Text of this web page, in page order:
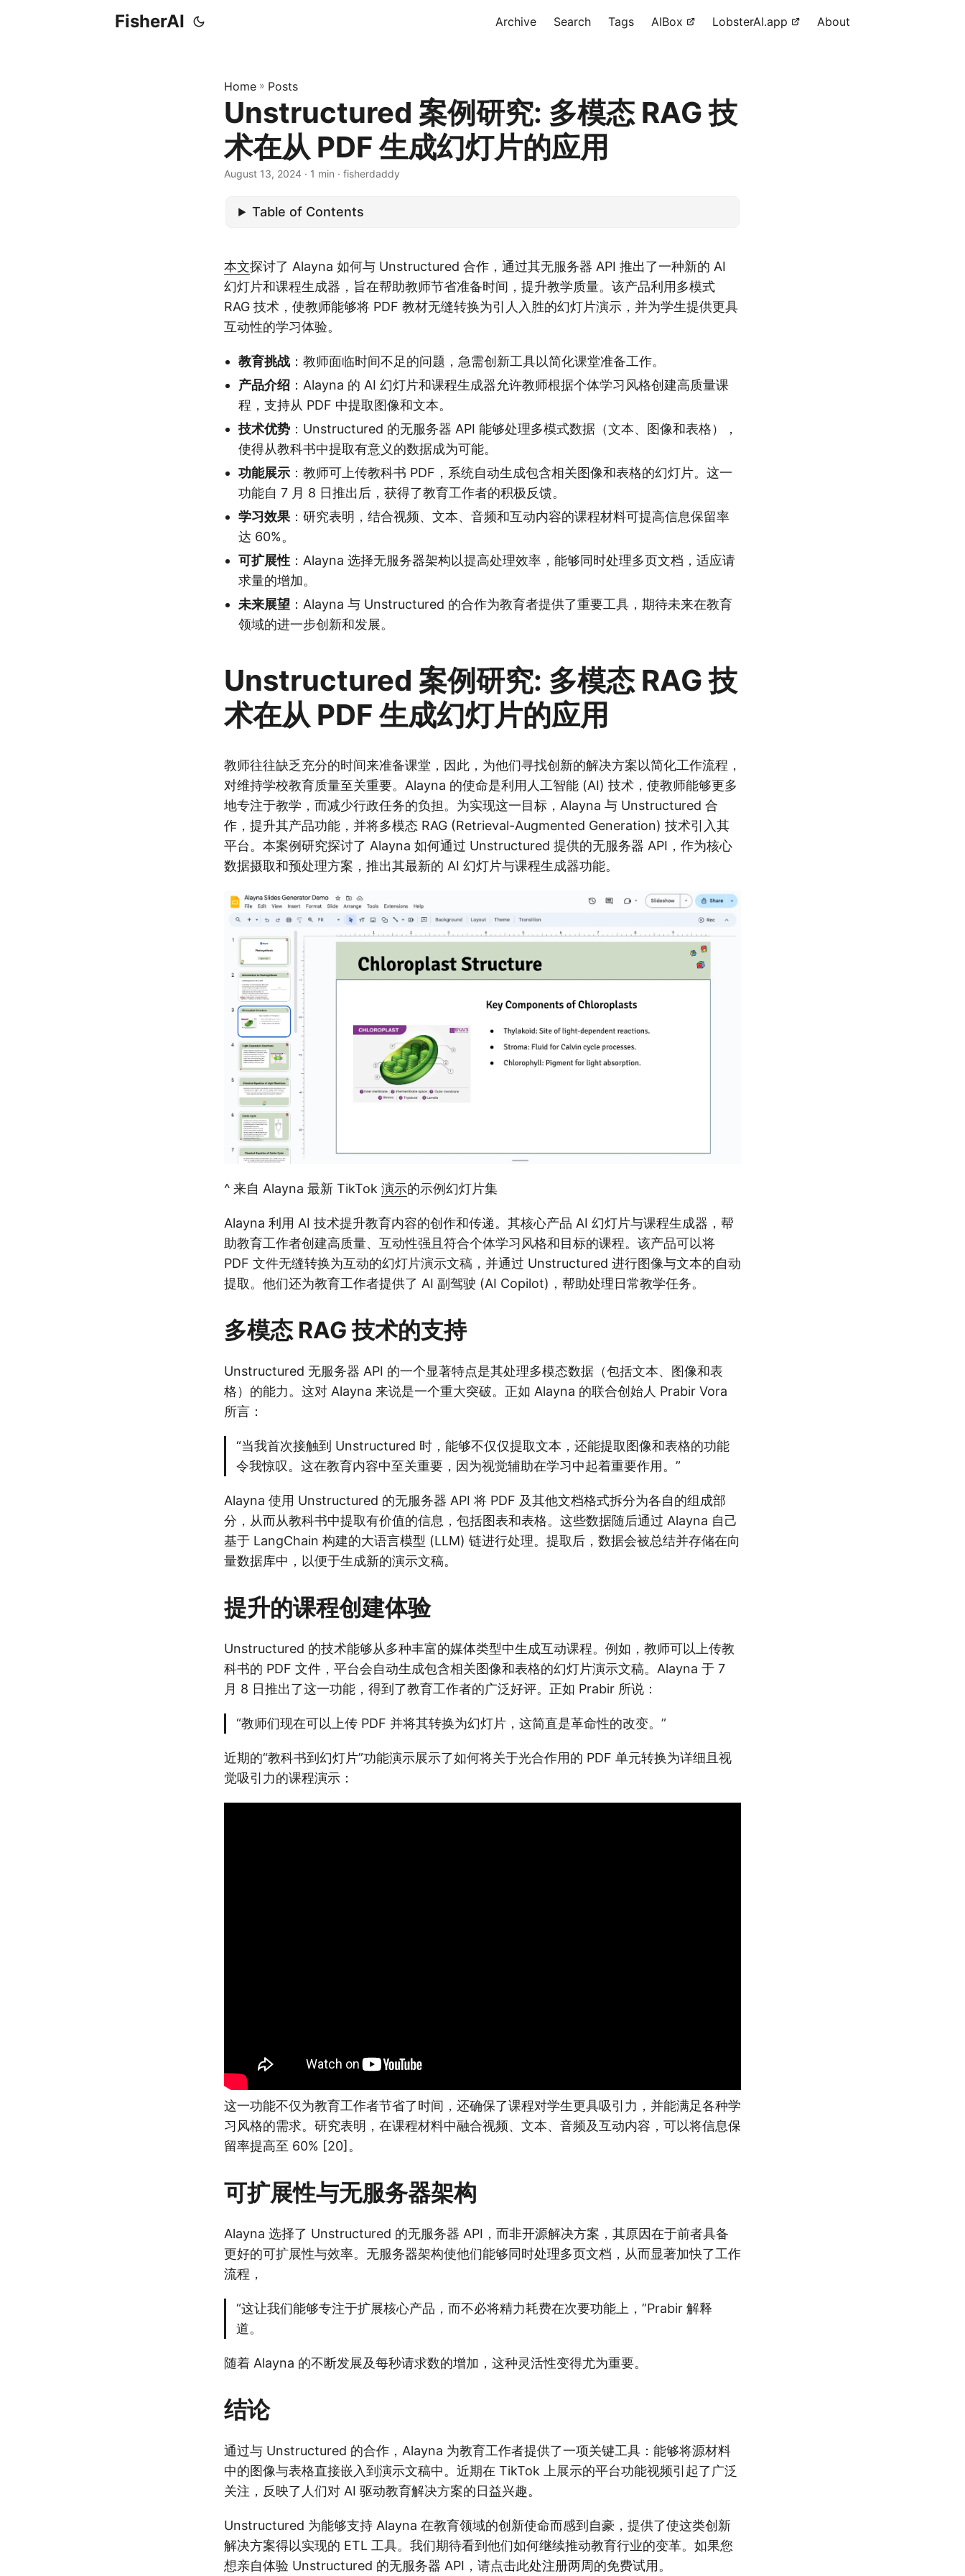
FisherAI Archive Search Tags AIBox LobsterAI.app About
Home » Posts
Unstructured 案例研究: 多模态 RAG 技
术在从 PDF 生成幻灯片的应用
August 13, 2024 · 1 min · fisherdaddy
Table of Contents
本文探讨了 Alayna 如何与 Unstructured 合作，通过其无服务器 API 推出了一种新的 AI
幻灯片和课程生成器，旨在帮助教师节省准备时间，提升教学质量。该产品利用多模式
RAG 技术，使教师能够将 PDF 教材无缝转换为引人入胜的幻灯片演示，并为学生提供更具
互动性的学习体验。
教育挑战 ：教师面临时间不足的问题，急需创新工具以简化课堂准备工作。
产品介绍 ：Alayna 的 AI 幻灯片和课程生成器允许教师根据个体学习风格创建高质量课
程，支持从 PDF 中提取图像和文本。
技术优势 ：Unstructured 的无服务器 API 能够处理多模式数据（文本、图像和表格），
使得从教科书中提取有意义的数据成为可能。
功能展示 ：教师可上传教科书 PDF，系统自动生成包含相关图像和表格的幻灯片。这一
功能自 7 月 8 日推出后，获得了教育工作者的积极反馈。
学习效果：研究表明，结合视频、文本、音频和互动内容的课程材料可提高信息保留率
达 60%。
可扩展性 ：Alayna 选择无服务器架构以提高处理效率，能够同时处理多页文档，适应请
求量的增加。
未来展望 ：Alayna 与 Unstructured 的合作为教育者提供了重要工具，期待未来在教育
领域的进一步创新和发展。
Unstructured 案例研究: 多模态 RAG 技
术在从 PDF 生成幻灯片的应用
教师往往缺乏充分的时间来准备课堂，因此，为他们寻找创新的解决方案以简化工作流程，
对维持学校教育质量至关重要。Alayna 的使命是利用人工智能 (AI) 技术，使教师能够更多
地专注于教学，而减少行政任务的负担。为实现这一目标，Alayna 与 Unstructured 合
作，提升其产品功能，并将多模态 RAG (Retrieval-Augmented Generation) 技术引入其
平台。本案例研究探讨了 Alayna 如何通过 Unstructured 提供的无服务器 API，作为核心
数据摄取和预处理方案，推出其最新的 AI 幻灯片与课程生成器功能。
^ 来自 Alayna 最新 TikTok 演示的示例幻灯片集
Alayna 利用 AI 技术提升教育内容的创作和传递。其核心产品 AI 幻灯片与课程生成器，帮
助教育工作者创建高质量、互动性强且符合个体学习风格和目标的课程。该产品可以将
PDF 文件无缝转换为互动的幻灯片演示文稿，并通过 Unstructured 进行图像与文本的自动
提取。他们还为教育工作者提供了 AI 副驾驶 (AI Copilot)，帮助处理日常教学任务。
多模态 RAG 技术的支持
Unstructured 无服务器 API 的一个显著特点是其处理多模态数据（包括文本、图像和表
格）的能力。这对 Alayna 来说是一个重大突破。正如 Alayna 的联合创始人 Prabir Vora
所言：
“当我首次接触到 Unstructured 时，能够不仅仅提取文本，还能提取图像和表格的功能
令我惊叹。这在教育内容中至关重要，因为视觉辅助在学习中起着重要作用。”
Alayna 使用 Unstructured 的无服务器 API 将 PDF 及其他文档格式拆分为各自的组成部
分，从而从教科书中提取有价值的信息，包括图表和表格。这些数据随后通过 Alayna 自己
基于 LangChain 构建的大语言模型 (LLM) 链进行处理。提取后，数据会被总结并存储在向
量数据库中，以便于生成新的演示文稿。
提升的课程创建体验
Unstructured 的技术能够从多种丰富的媒体类型中生成互动课程。例如，教师可以上传教
科书的 PDF 文件，平台会自动生成包含相关图像和表格的幻灯片演示文稿。Alayna 于 7
月 8 日推出了这一功能，得到了教育工作者的广泛好评。正如 Prabir 所说：
“教师们现在可以上传 PDF 并将其转换为幻灯片，这简直是革命性的改变。”
近期的“教科书到幻灯片”功能演示展示了如何将关于光合作用的 PDF 单元转换为详细且视
觉吸引力的课程演示：
这一功能不仅为教育工作者节省了时间，还确保了课程对学生更具吸引力，并能满足各种学
习风格的需求。研究表明，在课程材料中融合视频、文本、音频及互动内容，可以将信息保
留率提高至 60% [20]。
可扩展性与无服务器架构
Alayna 选择了 Unstructured 的无服务器 API，而非开源解决方案，其原因在于前者具备
更好的可扩展性与效率。无服务器架构使他们能够同时处理多页文档，从而显著加快了工作
流程，
“这让我们能够专注于扩展核心产品，而不必将精力耗费在次要功能上，”Prabir 解释
道。
随着 Alayna 的不断发展及每秒请求数的增加，这种灵活性变得尤为重要。
结论
通过与 Unstructured 的合作，Alayna 为教育工作者提供了一项关键工具：能够将源材料
中的图像与表格直接嵌入到演示文稿中。近期在 TikTok 上展示的平台功能视频引起了广泛
关注，反映了人们对 AI 驱动教育解决方案的日益兴趣。
Unstructured 为能够支持 Alayna 在教育领域的创新使命而感到自豪，提供了使这类创新
解决方案得以实现的 ETL 工具。我们期待看到他们如何继续推动教育行业的变革。如果您
想亲自体验 Unstructured 的无服务器 API，请点击此处注册两周的免费试用。